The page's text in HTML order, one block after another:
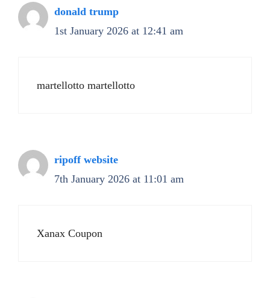
donald trump
1st January 2026 at 12:41 am
martellotto martellotto
ripoff website
7th January 2026 at 11:01 am
Xanax Coupon